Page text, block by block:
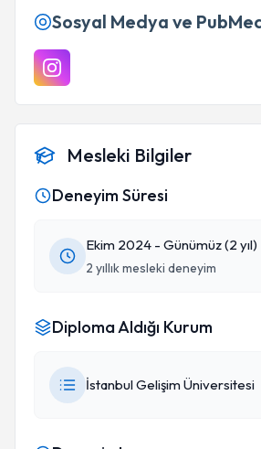
Sosyal Medya ve
Mesleki Bilgiler
Deneyim Süresi
Ekim 2024 - Günümüz (2 yıl)
2 yıllık mesleki deneyim
Diploma Aldığı Kurum
İstanbul Gelişim Üniversitesi